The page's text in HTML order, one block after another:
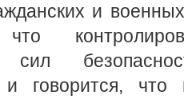
и
что
сил
говорится, что